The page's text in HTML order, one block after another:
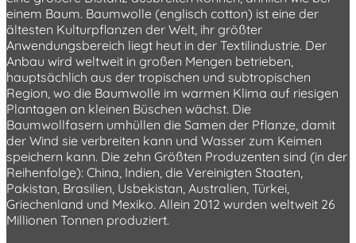
einem Baum. Baumwolle (englisch cotton) ist eine der
ältesten Kulturpflanzen der Welt, ihr größter
Anwendungsbereich liegt heut in der Textilindustrie. Der
Anbau wird weltweit in großen Mengen betrieben,
hauptsächlich aus der tropischen und subtropischen
Region, wo die Baumwolle im warmen Klima auf riesigen
Plantagen an kleinen Büschen wächst. Die
Baumwollfasern umhüllen die Samen der Pflanze, damit
der Wind sie verbreiten kann und Wasser zum Keimen
speichern kann. Die zehn Größten Produzenten sind (in der
Reihenfolge): China, Indien, die Vereinigten Staaten,
Pakistan, Brasilien, Usbekistan, Australien, Türkei,
Griechenland und Mexiko. Allein 2012 wurden weltweit 26
Millionen Tonnen produziert.